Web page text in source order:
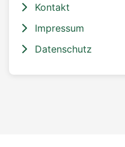
Kontakt
Impressum
Datenschutz